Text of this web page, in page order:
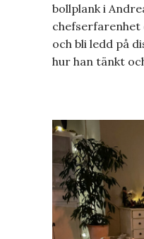
bollplank i
chefserfarenhet
och bli ledd på
hur han tänkt